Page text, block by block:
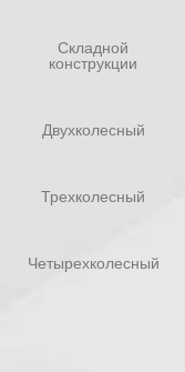
Складной
конструкции
Двухколесный
Трехколесный
Четырехколесный